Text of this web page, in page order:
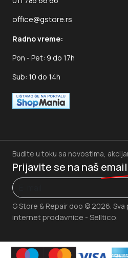
office@gstore.rs
Radno vreme:
Pon - Pet: 9 do 17h
Sub: 10 do 14h
G Store & Repair doo © 2026. Sva
internet prodavnice - Selltico.
Budite u toku sa novostima,
Prijavite se na naš